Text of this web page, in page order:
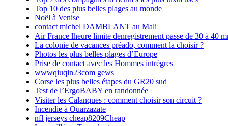
Top 10 des plus belles plages au monde
Noël à Venise
contact michel DAMBLANT au Mali
Air France lheure limite denregistrement passe de 30 à 40
La colonie de vacances préado, comment la choisir ?
Photos les plus belles plages d’Europe
Prise de contact avec les Hommes intrègres
wwwqiuqin23com gews
Corse les plus belles étapes du GR20 sud
Test de l’ErgoBABY en randonnée
Visiter les Calanques : comment choisir son circuit ?
Incendie à Ouarzazate
nfl jerseys cheap8209Cheap